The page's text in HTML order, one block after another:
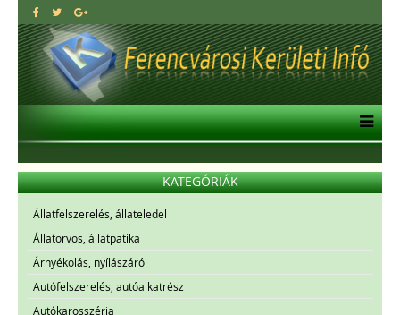
KATEGÓRIÁK
Állatfelszerelés, állateledel
Állatorvos, állatpatika
Árnyékolás, nyílászáró
Autófelszerelés, autóalkatrész
Autókarosszéria